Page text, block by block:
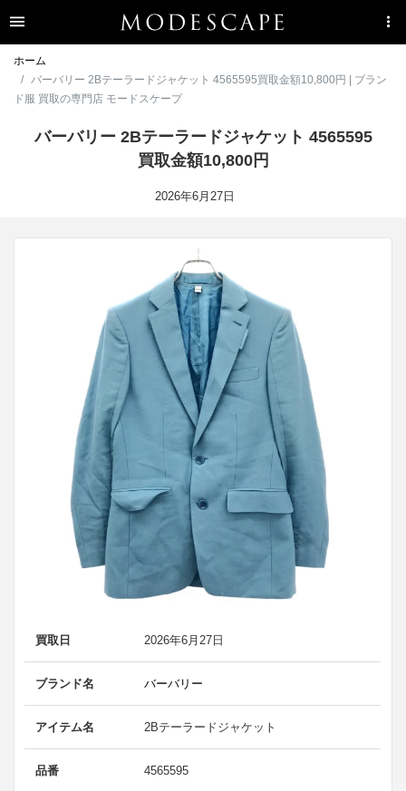
ホーム
バーバリー 2Bテーラードジャケット 4565595買取金額10,800円 | ブラン
ド服 買取の専門店 モードスケープ
バーバリー 2Bテーラードジャケット 4565595
買取金額10,800円
2026年6月27日
買取日 2026年6月27日
ブランド名 バーバリー
アイテム名 2Bテーラードジャケット
品番 4565595